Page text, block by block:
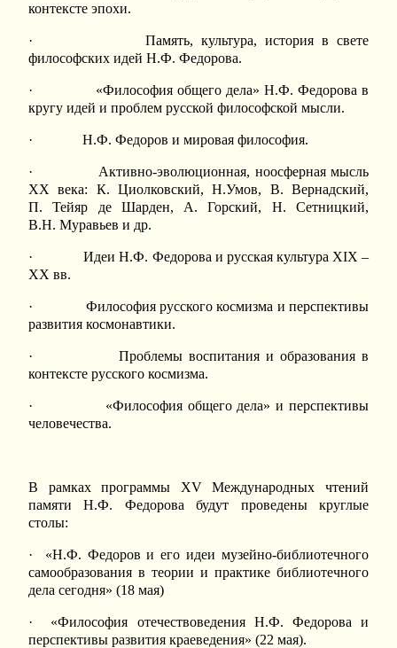
контексте эпохи.
· Память, культура, история в свете
философских идей Н.Ф. Федорова.
· «Философия общего дела» Н.Ф. Федорова в
кругу идей и проблем русской философской мысли.
· Н.Ф. Федоров и мировая философия.
· Активно-эволюционная, ноосферная мысль
XX века: К. Циолковский, Н.Умов, В. Вернадский,
П. Тейяр де Шарден, А. Горский, Н. Сетницкий,
В.Н. Муравьев и др.
· Идеи Н.Ф. Федорова и русская культура XIX –
XX вв.
· Философия русского космизма и перспективы
развития космонавтики.
· Проблемы воспитания и образования в
контексте русского космизма.
· «Философия общего дела» и перспективы
человечества.
В рамках программы XV Международных чтений
памяти Н.Ф. Федорова будут проведены круглые
столы:
· «Н.Ф. Федоров и его идеи музейно-библиотечного
самообразования в теории и практике библиотечного
дела сегодня» (18 мая)
· «Философия отечествоведения Н.Ф. Федорова и
перспективы развития краеведения» (22 мая).